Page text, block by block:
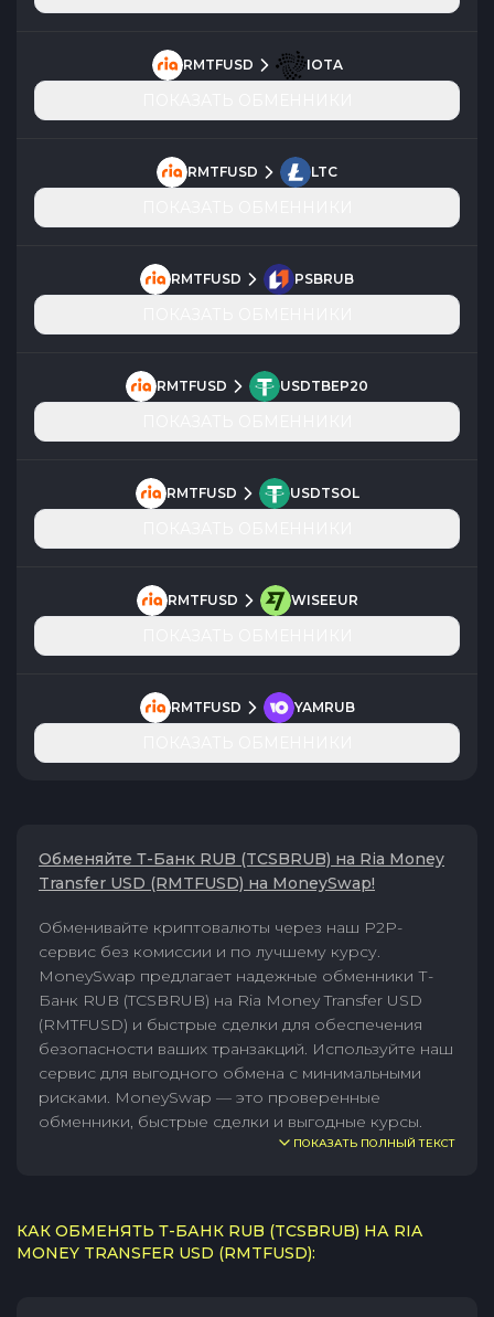
RMTFUSD IOTA
RMTFUSD LTC
RMTFUSD PSBRUB
RMTFUSD USDTBEP20
RMTFUSD USDTSOL
RMTFUSD WISEEUR
RMTFUSD YAMRUB
Обменяйте Т-Банк RUB (TCSBRUB) на Ria Money
Transfer USD (RMTFUSD) на MoneySwap!
Обменивайте криптовалюты через наш P2P-
сервис без комиссии и по лучшему курсу.
MoneySwap предлагает надежные обменники Т-
Банк RUB (TCSBRUB) на Ria Money Transfer USD
(RMTFUSD) и быстрые сделки для обеспечения
безопасности ваших транзакций. Используйте наш
сервис для выгодного обмена с минимальными
рисками. MoneySwap — это проверенные
обменники, быстрые сделки и выгодные курсы.
ПОКАЗАТЬ ПОЛНЫЙ ТЕКСТ
КАК ОБМЕНЯТЬ Т-БАНК RUB (TCSBRUB) НА RIA
MONEY TRANSFER USD (RMTFUSD):